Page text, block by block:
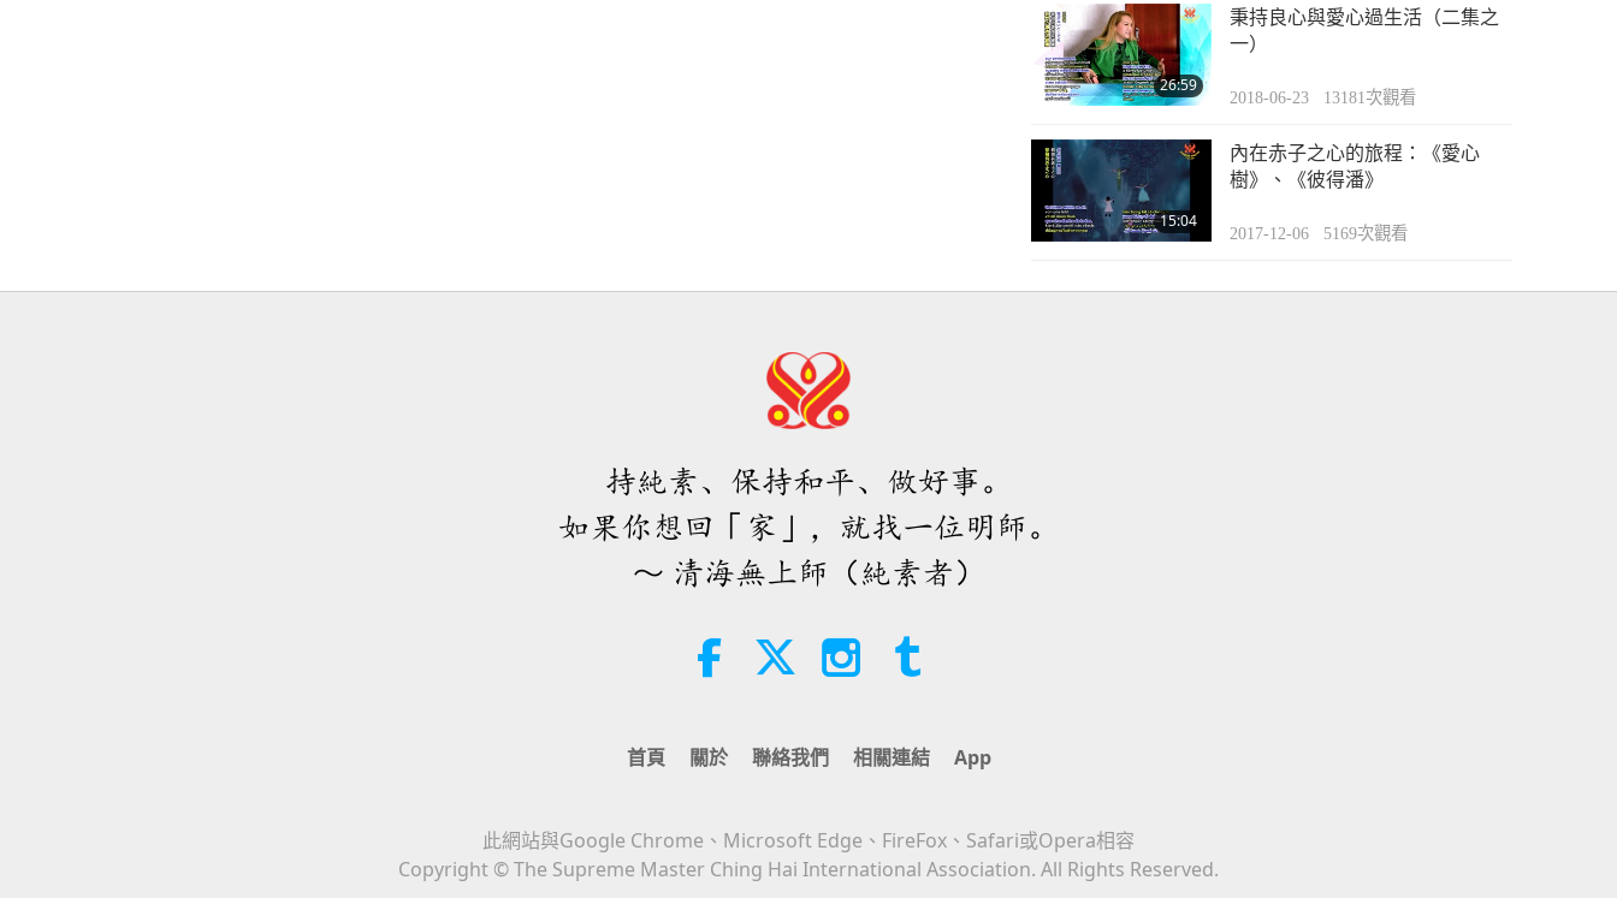
26:59
秉持良心與愛心過生活（二集之
一）
2018-06-23 13181次觀看
15:04
內在赤子之心的旅程：《愛心
樹》、《彼得潘》
2017-12-06 5169次觀看
持純素、保持和平、做好事。
如果你想回「家」，就找一位明師。
～ 清海無上師（純素者）
首頁 關於 聯絡我們 相關連結 App
此網站與Google Chrome、Microsoft Edge、FireFox、Safari或Opera相容
Copyright © The Supreme Master Ching Hai International Association. All Rights Reserved.